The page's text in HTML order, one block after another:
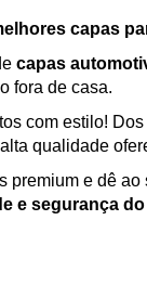
capas
capas
fora de casa.
com estilo! Dos
qualidade
e dê
e segurança